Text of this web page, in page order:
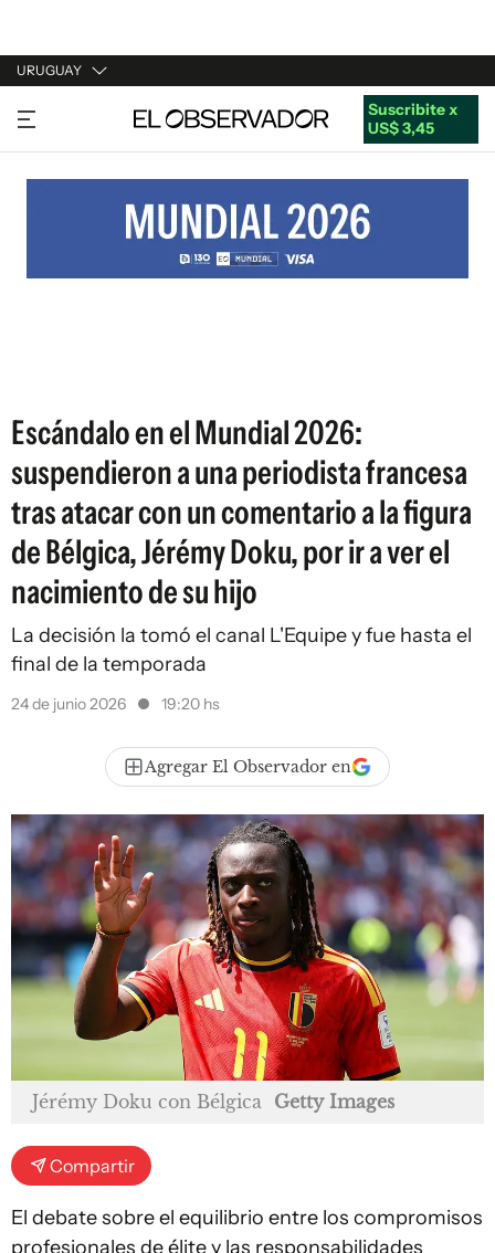
URUGUAY
URUGUAY
ARGENTINA
ESTADOS UNIDOS
Suscribite x
US$ 3,45
Escándalo en el Mundial 2026:
suspendieron a una periodista francesa
tras atacar con un comentario a la figura
de Bélgica, Jérémy Doku, por ir a ver el
nacimiento de su hijo
La decisión la tomó el canal L'Equipe y fue hasta el
final de la temporada
24 de junio 2026 19:20 hs
Agregar El Observador en
Jérémy Doku con Bélgica Getty Images
Compartir
El debate sobre el equilibrio entre los compromisos
profesionales de élite y las responsabilidades